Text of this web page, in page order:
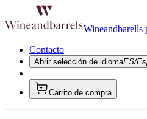
Wineandbarells
Contacto
Abrir selección de idiomaES/
Carrito de compra